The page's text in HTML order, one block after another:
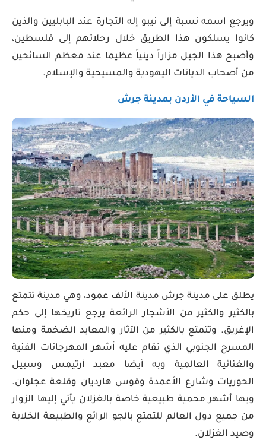
ويرجع اسمه نسبة إلى نيبو إله التجارة عند البابليين والذين
كانوا يسلكون هذا الطريق خلال رحلاتهم إلى فلسطين،
وأصبح هذا الجبل مزاراً دينياً عظيما عند معظم السائحين
من أصحاب الديانات اليهودية والمسيحية والإسلام.
السياحة في الأردن بمدينة جرش
يطلق على مدينة جرش مدينة الألف عمود، وهي مدينة تتمتع
بالكثير والكثير من الأشجار الرائعة يرجع تاريخها إلى حكم
الإغريق. وتتمتع بالكثير من الآثار والمعابد الضخمة ومنها
المسرح الجنوبي الذي تقام عليه أشهر المهرجانات الفنية
والغنائية العالمية وبه أيضا معبد أرتيمس وسبيل
الحوريات وشارع الأعمدة وقوس هارديان وقلعة عجلوان.
وبها أشهر محمية طبيعية خاصة بالغزلان يأتي إليها الزوار
من جميع دول العالم للتمتع بالجو الرائع والطبيعة الخلابة
وصيد الغزلان.